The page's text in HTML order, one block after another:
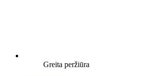
Greita peržiūra